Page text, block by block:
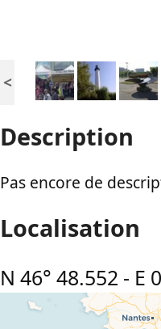
<
Description
Pas encore de
Localisation
N 46° 48.552 - E